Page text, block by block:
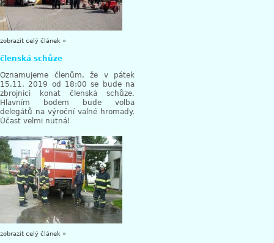
zobrazit celý článek »
členská schůze
Oznamujeme členům, že v pátek
15.11. 2019 od 18:00 se bude na
zbrojnici konat členská schůze.
Hlavním bodem bude volba
delegátů na výroční valné hromady.
Účast velmi nutná!
zobrazit celý článek »